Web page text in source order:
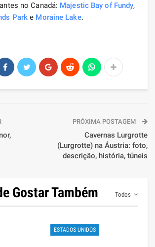
no Canadá: Majestic Bay of Fundy,
Park e Moraine Lake.
PRÓXIMA POSTAGEM
Cavernas Lurgrotte
(Lurgrotte) na Áustria: foto,
descrição, história, túneis
Todos
Gostar Também
ESTADOS UNIDOS